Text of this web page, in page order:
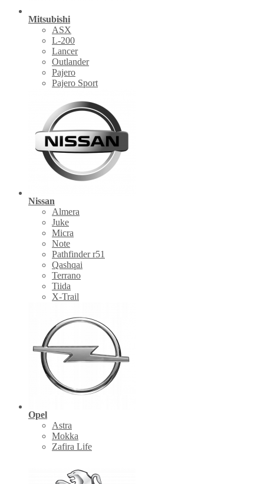
Mitsubishi
ASX
L-200
Lancer
Outlander
Pajero
Pajero Sport
Nissan
Almera
Juke
Micra
Note
Pathfinder r51
Qashqai
Terrano
Tiida
X-Trail
Opel
Astra
Mokka
Zafira Life